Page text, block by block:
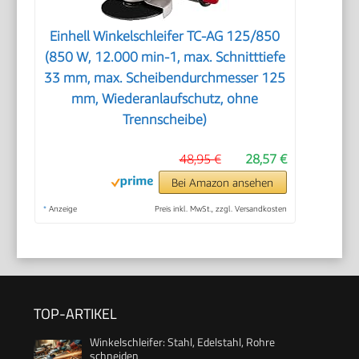
Einhell Winkelschleifer TC-AG 125/850
(850 W, 12.000 min-1, max. Schnitttiefe
33 mm, max. Scheibendurchmesser 125
mm, Wiederanlaufschutz, ohne
Trennscheibe)
28,57 €
48,95 €
Bei Amazon ansehen
* Anzeige Preis inkl. MwSt., zzgl. Versandkosten
TOP-ARTIKEL
Winkelschleifer: Stahl, Edelstahl, Rohre
schneiden